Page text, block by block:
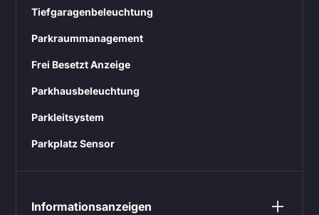
Tiefgaragenbeleuchtung
Parkraummanagement
Frei Besetzt Anzeige
Parkhausbeleuchtung
Parkleitsystem
Parkplatz Sensor
Informationsanzeigen